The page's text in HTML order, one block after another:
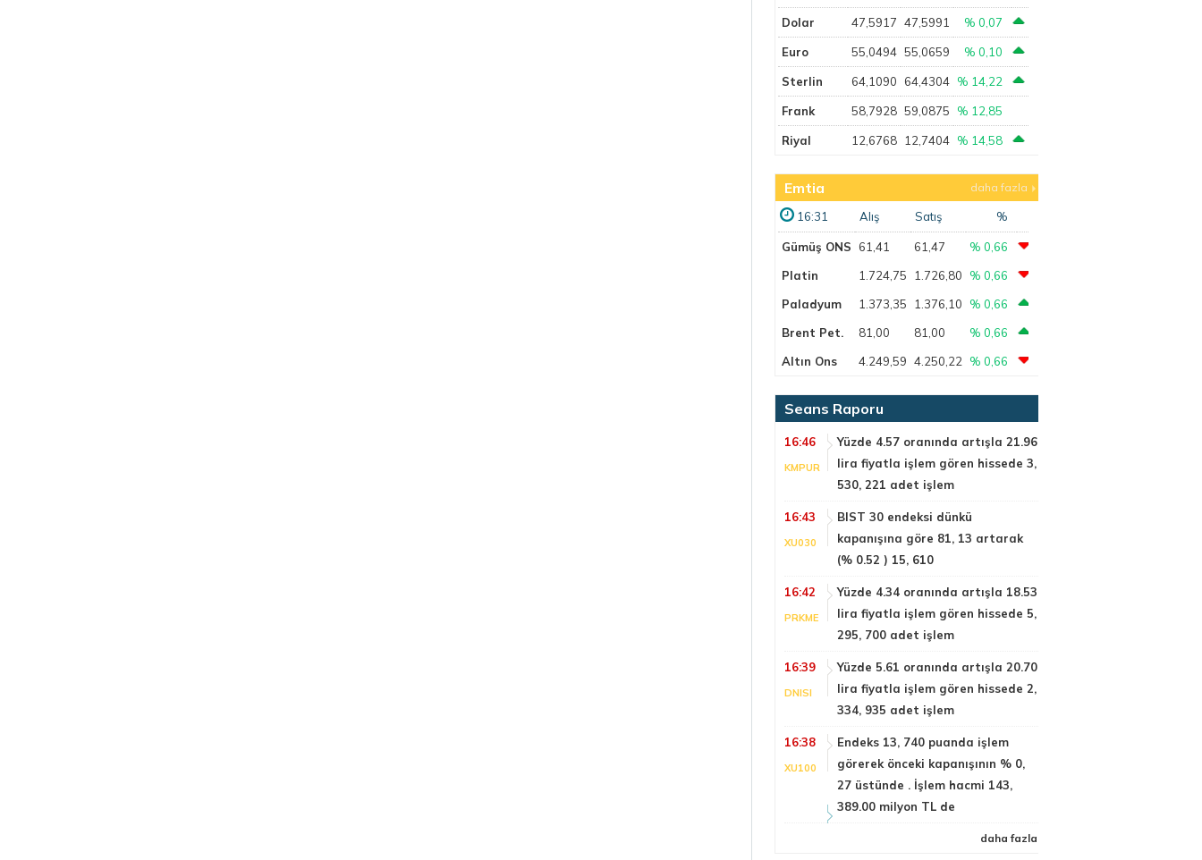
Dolar 47,5917 47,5991 % 0,07
Euro 55,0494 55,0659 % 0,10
Sterlin 64,1090 64,4304 % 14,22
Frank 58,7928 59,0875 % 12,85
Riyal 12,6768 12,7404 % 14,58
Emtia daha fazla
16:31 Alış Satış %
Gümüş ONS 61,41 61,47
% 0,66
Platin
1.724,75 1.726,80
% 0,66
Paladyum
1.373,35 1.376,10
% 0,66
Brent Pet.
81,00 81,00
% 0,66
Altın Ons
4.249,59 4.250,22 % 0,66
Seans Raporu
16:46
KMPUR
Yüzde 4.57 oranında artışla 21.96
lira fiyatla işlem gören hissede 3,
530, 221 adet işlem
16:43
XU030
BIST 30 endeksi dünkü
kapanışına göre 81, 13 artarak
(% 0.52 ) 15, 610
16:42
PRKME
Yüzde 4.34 oranında artışla 18.53
lira fiyatla işlem gören hissede 5,
295, 700 adet işlem
16:39
DNISI
Yüzde 5.61 oranında artışla 20.70
lira fiyatla işlem gören hissede 2,
334, 935 adet işlem
16:38
XU100
Endeks 13, 740 puanda işlem
görerek önceki kapanışının % 0,
27 üstünde . İşlem hacmi 143,
389.00 milyon TL de
daha fazla